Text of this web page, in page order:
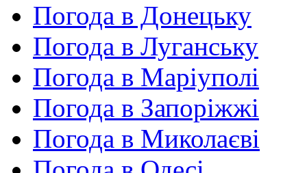
Погода в Донецьку
Погода в Луганську
Погода в Маріуполі
Погода в Запоріжжі
Погода в Миколаєві